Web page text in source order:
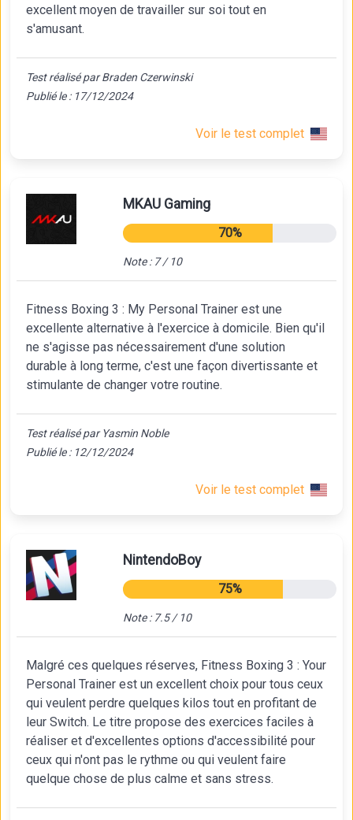
excellent moyen de travailler sur soi tout en
s'amusant.
Test réalisé par Braden Czerwinski
Publié le : 17/12/2024
Voir le test complet
MKAU Gaming
70%
Note : 7 / 10
Fitness Boxing 3 : My Personal Trainer est une
excellente alternative à l'exercice à domicile. Bien qu'il
ne s'agisse pas nécessairement d'une solution
durable à long terme, c'est une façon divertissante et
stimulante de changer votre routine.
Test réalisé par Yasmin Noble
Publié le : 12/12/2024
Voir le test complet
NintendoBoy
75%
Note : 7.5 / 10
Malgré ces quelques réserves, Fitness Boxing 3 : Your
Personal Trainer est un excellent choix pour tous ceux
qui veulent perdre quelques kilos tout en profitant de
leur Switch. Le titre propose des exercices faciles à
réaliser et d'excellentes options d'accessibilité pour
ceux qui n'ont pas le rythme ou qui veulent faire
quelque chose de plus calme et sans stress.